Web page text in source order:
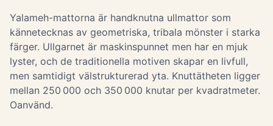
Yalameh-mattorna är handknutna ullmattor som
kännetecknas av geometriska, tribala mönster i starka
färger. Ullgarnet är maskinspunnet men har en mjuk
lyster, och de traditionella motiven skapar en livfull,
men samtidigt välstrukturerad yta. Knuttätheten ligger
mellan 250 000 och 350 000 knutar per kvadratmeter.
Oanvänd.